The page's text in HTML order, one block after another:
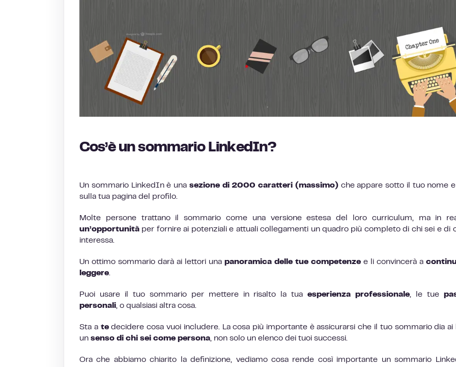
Cos’è un sommario LinkedIn?
Un sommario LinkedIn è una sezione di 2000 caratteri (massimo)che appare sotto il tuo nome
sulla tua pagina del profilo.
Molte persone trattano il sommario come una versione estesa del loro curriculum, ma in
un’opportunità per fornire ai potenziali e attuali collegamenti un quadro più completo di chi sei e di
interessa.
Un ottimo sommario darà ai lettori una panoramica delle tue competenze e li convincerà a
leggere.
Puoi usare il tuo sommario per mettere in risalto la tuaesperienza professionale, le tue
personali, o qualsiasi altra cosa.
Sta a tedecidere cosa vuoi includere. La cosa più importante è assicurarsi che il tuo sommario dia ai
un senso di chi sei come persona, non solo un elenco dei tuoi successi.
Ora che abbiamo chiarito la definizione, vediamo cosa rende così importante un sommario